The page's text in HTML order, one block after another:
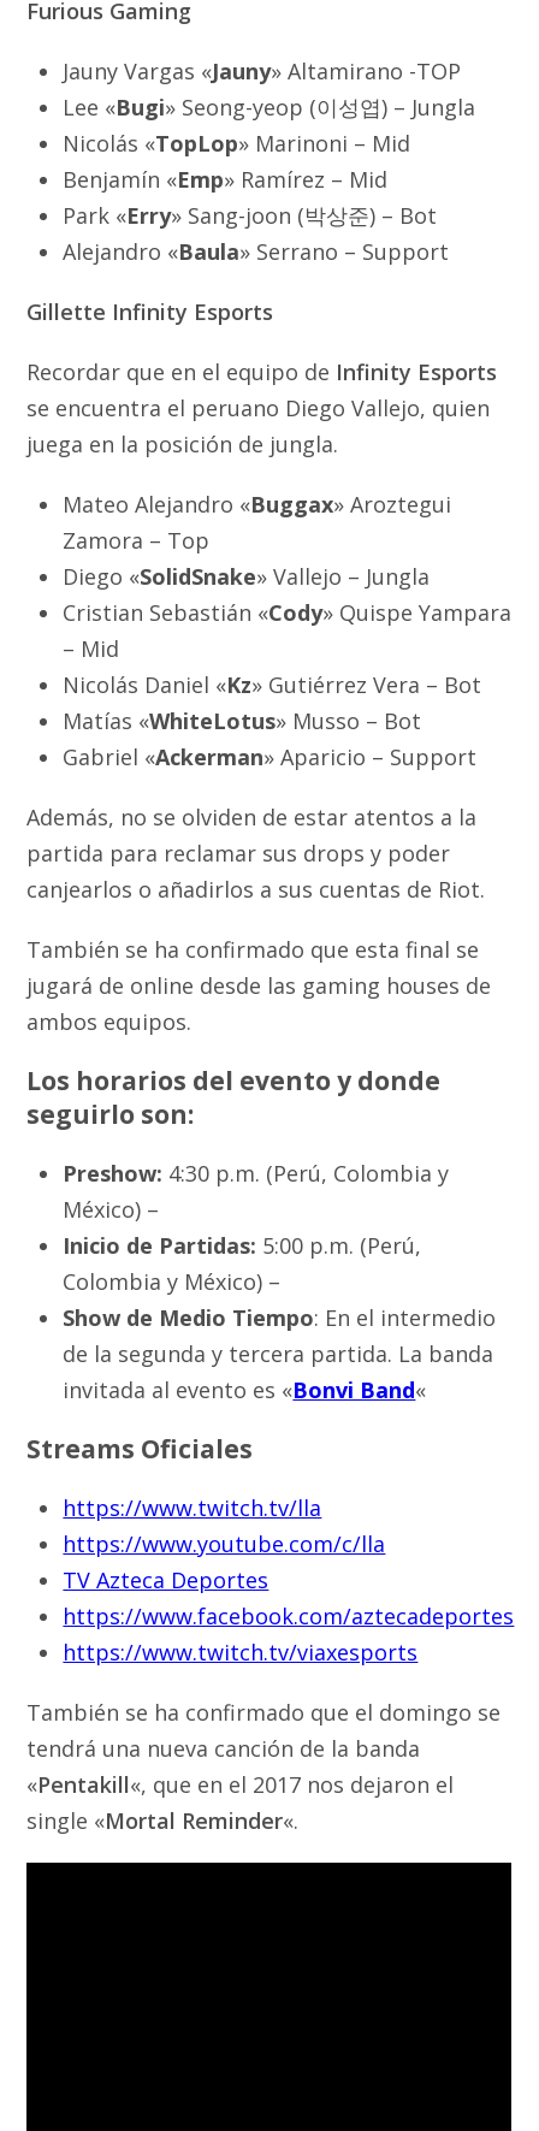
Furious Gaming
Jauny Vargas «Jauny» Altamirano -TOP
Lee «Bugi» Seong-yeop (이성엽) – Jungla
Nicolás «TopLop» Marinoni – Mid
Benjamín «Emp» Ramírez – Mid
Park «Erry» Sang-joon (박상준) – Bot
Alejandro «Baula» Serrano – Support
Gillette Infinity Esports
Recordar que en el equipo de Infinity Esports
se encuentra el peruano Diego Vallejo, quien
juega en la posición de jungla.
Mateo Alejandro «Buggax» Aroztegui
Zamora – Top
Diego «SolidSnake» Vallejo – Jungla
Cristian Sebastián «Cody» Quispe Yampara
– Mid
Nicolás Daniel «Kz» Gutiérrez Vera – Bot
Matías «WhiteLotus» Musso – Bot
Gabriel «Ackerman» Aparicio – Support
Además, no se olviden de estar atentos a la
partida para reclamar sus drops y poder
canjearlos o añadirlos a sus cuentas de Riot.
También se ha confirmado que esta final se
jugará de online desde las gaming houses de
ambos equipos.
Los horarios del evento y donde
seguirlo son:
Preshow: 4:30 p.m. (Perú, Colombia y
México) –
Inicio de Partidas: 5:00 p.m. (Perú,
Colombia y México) –
Show de Medio Tiempo: En el intermedio
de la segunda y tercera partida. La banda
invitada al evento es «Bonvi Band«
Streams Oficiales
https://www.twitch.tv/lla
https://www.youtube.com/c/lla
TV Azteca Deportes
https://www.facebook.com/aztecadeportes
https://www.twitch.tv/viaxesports
También se ha confirmado que el domingo se
tendrá una nueva canción de la banda
«Pentakill«, que en el 2017 nos dejaron el
single «Mortal Reminder«.